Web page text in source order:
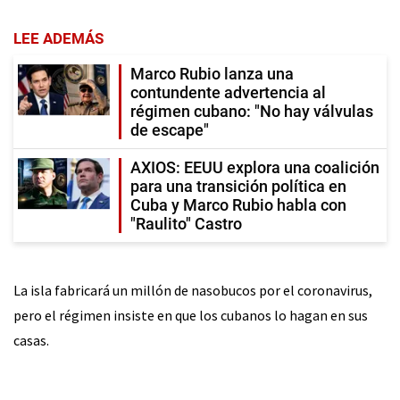
LEE ADEMÁS
Marco Rubio lanza una
contundente advertencia al
régimen cubano: "No hay válvulas
de escape"
AXIOS: EEUU explora una coalición
para una transición política en
Cuba y Marco Rubio habla con
"Raulito" Castro
La isla fabricará un millón de nasobucos por el coronavirus,
pero el régimen insiste en que los cubanos lo hagan en sus
casas.